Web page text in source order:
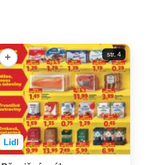
+
Lidl
str. 4